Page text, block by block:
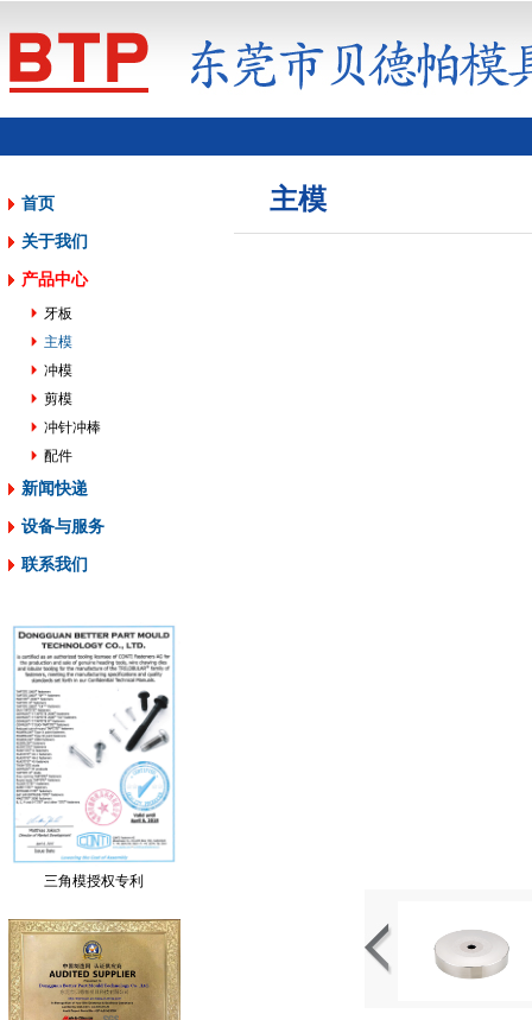
首页
关于我们
产品中心
牙板
主模
冲模
剪模
冲针冲棒
配件
新闻快递
设备与服务
联系我们
三角模授权专利
主模